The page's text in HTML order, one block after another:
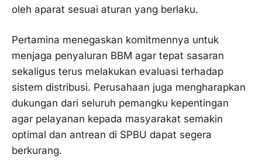
oleh aparat sesuai aturan yang berlaku.
Pertamina menegaskan komitmennya untuk
menjaga penyaluran BBM agar tepat sasaran
sekaligus terus melakukan evaluasi terhadap
sistem distribusi. Perusahaan juga mengharapkan
dukungan dari seluruh pemangku kepentingan
agar pelayanan kepada masyarakat semakin
optimal dan antrean di SPBU dapat segera
berkurang.